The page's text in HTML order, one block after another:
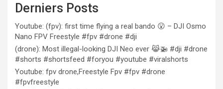
Derniers Posts
Youtube: (fpv): first time flying a real bando 😮 – DJI Osmo
Nano FPV Freestyle #fpv #drone #dji
(drone): Most illegal-looking DJI Neo ever 😹🚁 #dji #drone
#shorts #shortsfeed #foryou #youtube #viralshorts
Youtube: fpv drone,Freestyle Fpv #fpv #drone
#fpvfreestyle